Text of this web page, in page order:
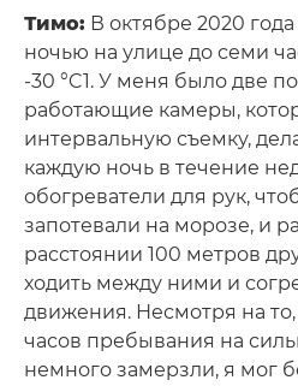
Тимо: В октябре 2020
ночью на улице до семи
-30 °C1. У меня было две
работающие камеры,
интервальную съемку,
каждую ночь в течение
обогреватели для рук,
запотевали на морозе, и
расстоянии 100 метров
ходить между ними и
движения. Несмотря на
часов пребывания на
немного замерзли, я мог